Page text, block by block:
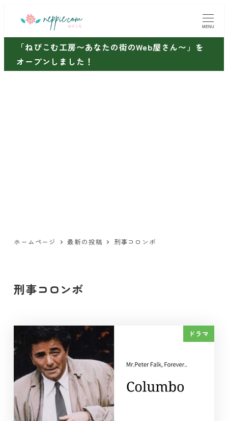
ン
ン
MENU
「ねぴこむ工房〜あなたの街のWeb屋さん〜」を
オープンしました！
ホームページ 最新の投稿 刑事コロンボ
刑事コロンボ
ドラマ